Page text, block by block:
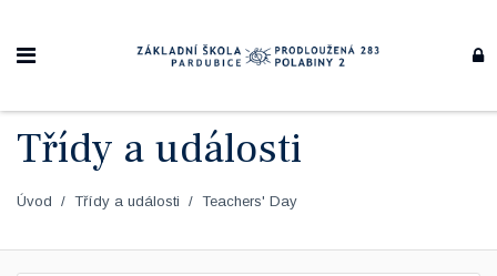
Třídy a události
Úvod Třídy a události Teachers' Day